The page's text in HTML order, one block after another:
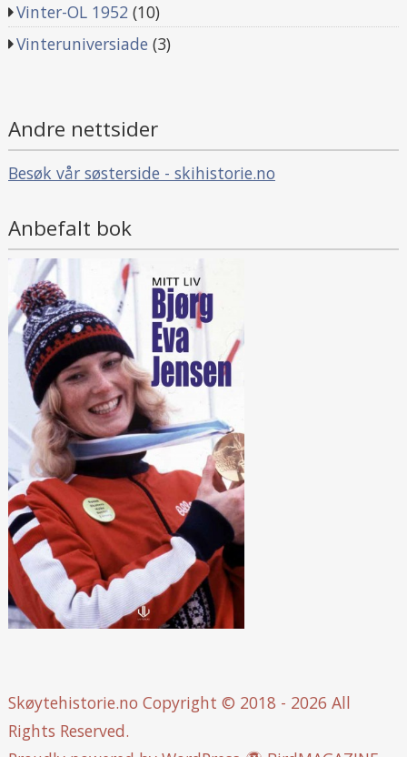
Vinter-OL 1952 (10)
Vinteruniversiade (3)
Andre nettsider
Besøk vår søsterside - skihistorie.no
Anbefalt bok
Skøytehistorie.no Copyright © 2018 - 2026 All
Rights Reserved.